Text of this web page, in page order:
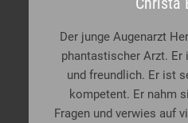
Der junge Augenarzt
phantastischer Arzt.
und freundlich. Er ist
kompetent. Er nahm
Fragen und verwies auf